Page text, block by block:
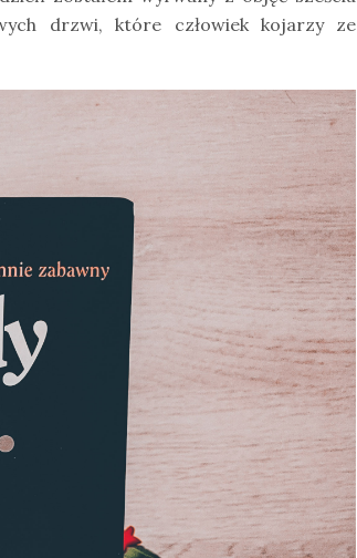
drzwi, które człowiek kojarzy ze